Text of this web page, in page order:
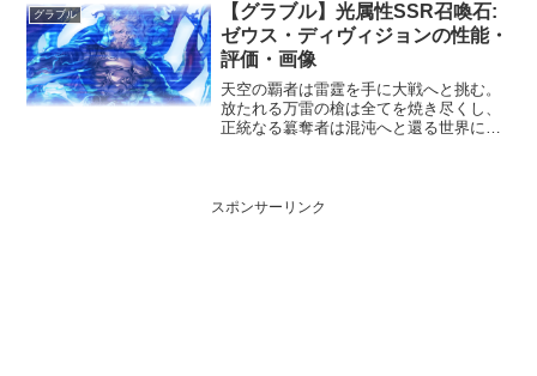
コーリングアイドル敵に風属性3.5倍ダメ
ージ...
グラブル
【グラブル】光属性SSR召喚石:
ゼウス・ディヴィジョンの性能・
評価・画像
天空の覇者は雷霆を手に大戦へと挑む。
放たれる万雷の槍は全てを焼き尽くし、
正統なる簒奪者は混沌へと還る世界に新
性ダメージ...
スポンサーリンク